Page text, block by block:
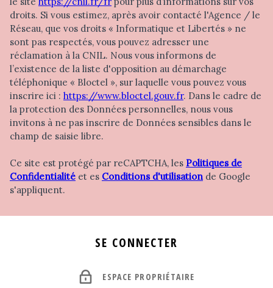
droits. Si vous estimez, après avoir contacté l'Agence / le
Réseau, que vos droits « Informatique et Libertés » ne
sont pas respectés, vous pouvez adresser une
réclamation à la CNIL. Nous vous informons de
l’existence de la liste d'opposition au démarchage
téléphonique « Bloctel », sur laquelle vous pouvez vous
inscrire ici : https://www.bloctel.gouv.fr. Dans le cadre de
la protection des Données personnelles, nous vous
invitons à ne pas inscrire de Données sensibles dans le
champ de saisie libre.
Ce site est protégé par reCAPTCHA, les Politiques de
Confidentialité et es Conditions d'utilisation de Google
s'appliquent.
SE CONNECTER
ESPACE PROPRIÉTAIRE